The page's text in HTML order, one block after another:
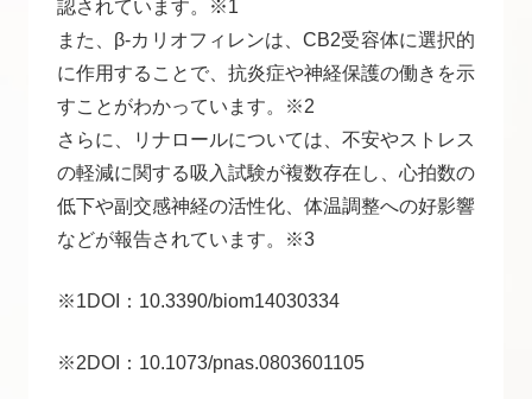
認されています。※1
また、β-カリオフィレンは、CB2受容体に選択的
に作用することで、抗炎症や神経保護の働きを示
すことがわかっています。※2
さらに、リナロールについては、不安やストレス
の軽減に関する吸入試験が複数存在し、心拍数の
低下や副交感神経の活性化、体温調整への好影響
などが報告されています。※3
※1DOI：10.3390/biom14030334
※2DOI：10.1073/pnas.0803601105